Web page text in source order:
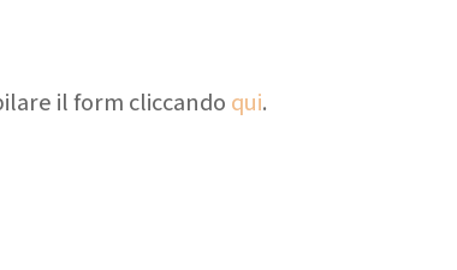
il form cliccando qui.